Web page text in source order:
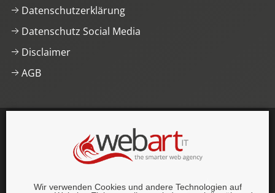
Wir verwenden Cookies und andere Technologien auf
Datenschutzerklärung
Datenschutz Social Media
Disclaimer
AGB
This website was proudly built with , lots of
CSS3.
Alle Rechte vorbehalten.